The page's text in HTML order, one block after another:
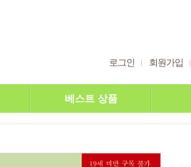
로그인 회원가입
베스트 상품